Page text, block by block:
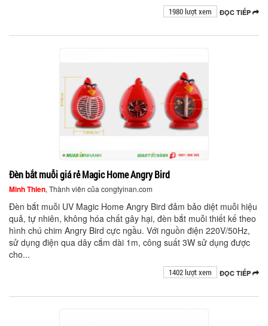
ĐỌC TIẾP
1980 lượt xem
Đèn bắt muỗi giá rẻ Magic Home Angry Bird
Minh Thien, Thành viên của congtyinan.com
Đèn bắt muỗi UV Magic Home Angry Bird đảm bảo diệt muỗi hiệu
quả, tự nhiên, không hóa chất gây hại, đèn bắt muỗi thiết kế theo
hình chú chim Angry Bird cực ngầu. Với nguồn điện 220V/50Hz,
sử dụng điện qua dây cắm dài 1m, công suất 3W sử dụng được
cho...
ĐỌC TIẾP
1402 lượt xem